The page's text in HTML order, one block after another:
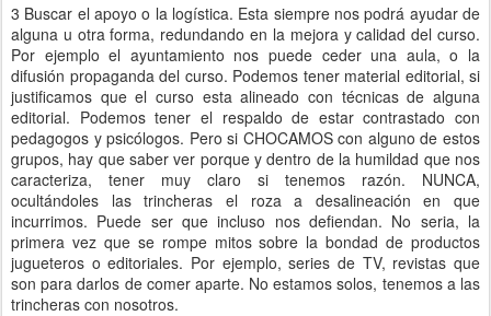
3 Buscar el apoyo o la logística. Esta siempre nos podrá ayudar de
alguna u otra forma, redundando en la mejora y calidad del curso.
Por ejemplo el ayuntamiento nos puede ceder una aula, o la
difusión propaganda del curso. Podemos tener material editorial, si
justificamos que el curso esta alineado con técnicas de alguna
editorial. Podemos tener el respaldo de estar contrastado con
pedagogos y psicólogos. Pero si CHOCAMOS con alguno de estos
grupos, hay que saber ver porque y dentro de la humildad que nos
caracteriza, tener muy claro si tenemos razón. NUNCA,
ocultándoles las trincheras el roza a desalineación en que
incurrimos. Puede ser que incluso nos defiendan. No seria, la
primera vez que se rompe mitos sobre la bondad de productos
jugueteros o editoriales. Por ejemplo, series de TV, revistas que
son para darlos de comer aparte. No estamos solos, tenemos a las
trincheras con nosotros.